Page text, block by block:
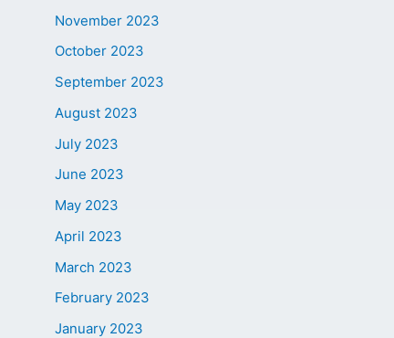
November 2023
October 2023
September 2023
August 2023
July 2023
June 2023
May 2023
April 2023
March 2023
February 2023
January 2023